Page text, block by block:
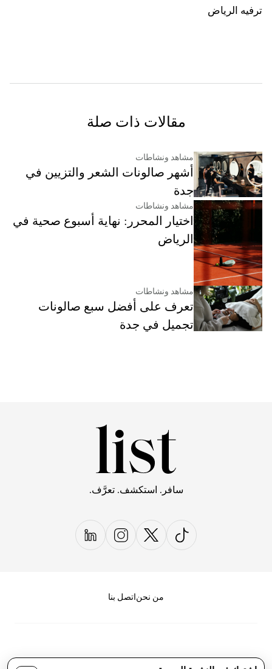
ترفيه الرياض
مقالات ذات صلة
مشاهد ونشاطات
أشهر صالونات الشعر والتزيين في
جدة
مشاهد ونشاطات
اختيار المحرر: نهاية أسبوع صحية في
الرياض
مشاهد ونشاطات
تعرف على أفضل سبع صالونات
تجميل في جدة
سافر. استكشف. تعرَّف.
من نحن اتصل بنا